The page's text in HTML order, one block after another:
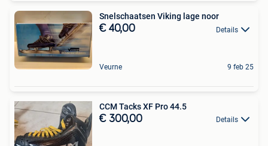
Snelschaatsen Viking lage noor
€ 40,00 Details
Veurne 9 feb 25
CCM Tacks XF Pro 44.5
€ 300,00 Details